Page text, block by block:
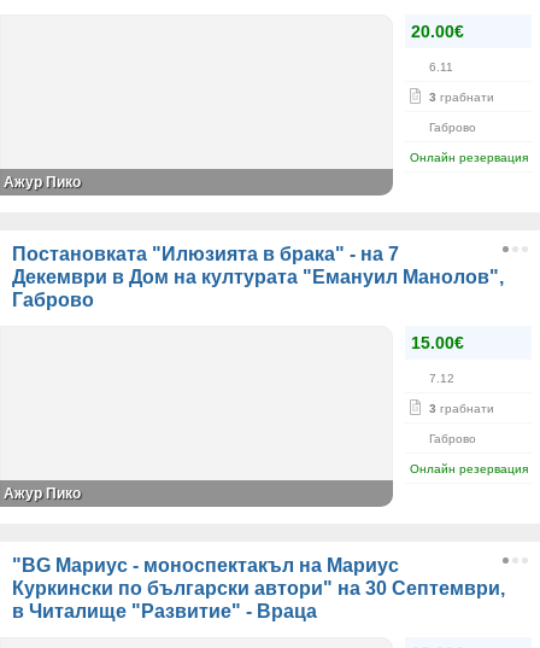
20.00€
6.11
3 грабнати
Габрово
Онлайн резервация
Ажур Пико
Постановката "Илюзията в брака" - на 7
Декември в Дом на културата "Емануил Манолов",
Габрово
15.00€
7.12
3 грабнати
Габрово
Онлайн резервация
Ажур Пико
"BG Мариус - моноспектакъл на Мариус
Куркински по български автори" на 30 Септември,
в Читалище "Развитие" - Враца